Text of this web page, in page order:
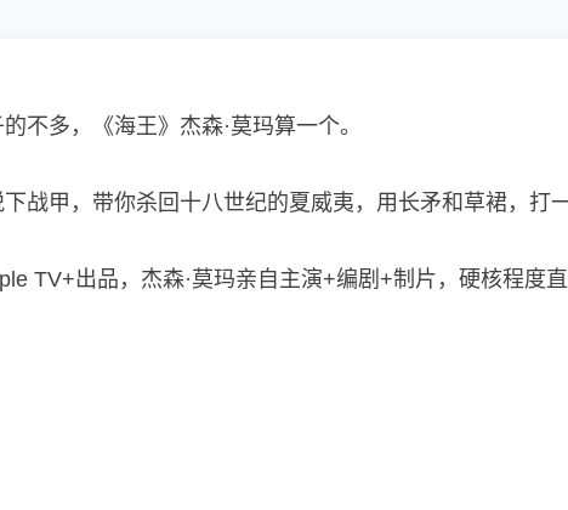
不多，《海王》杰森·莫玛算一个。
战甲，带你杀回十八世纪的夏威夷，用长矛和草裙，打
TV+出品，杰森·莫玛亲自主演+编剧+制片，硬核程度直